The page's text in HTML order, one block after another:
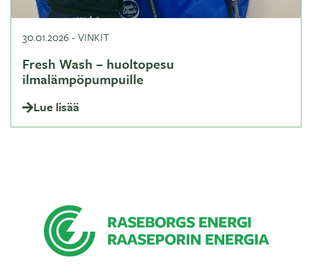
30.01.2026-VINKIT
Fresh Wash – huoltopesu
ilmalämpöpumpuille
Lue lisää